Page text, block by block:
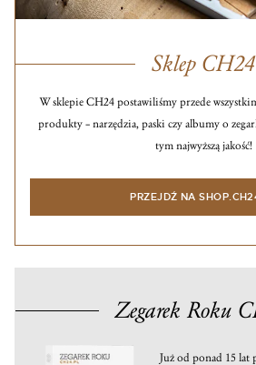
Sklep CH24
W sklepie CH24 postawiliśmy przede
produkty – narzędzia, paski czy albumy o
tym najwyższą jakość!
PRZEJDŹ NA
Zegarek Roku
Już od ponad 15 lat